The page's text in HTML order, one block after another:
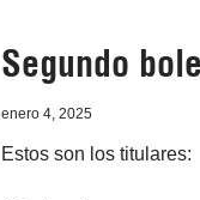
Segundo
enero 4, 2025
Estos son los titulares: